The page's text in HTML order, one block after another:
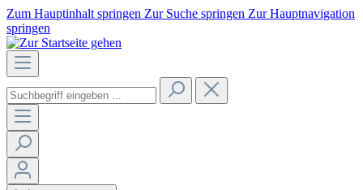
Zum Hauptinhalt springen Zur Suche springen Zur Hauptnavigation
springen